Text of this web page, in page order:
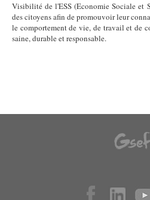
Visibilité de l'ESS (Economie Sociale et
des citoyens afin de promouvoir leur
le comportement de vie, de travail et de
saine, durable et responsable.